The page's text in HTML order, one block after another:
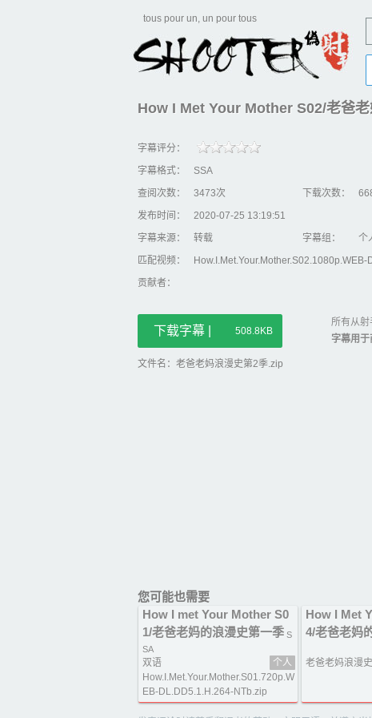
tous pour un, un pour tous
How I Met Your Mother S02/老爸
字幕评分：
字幕格式：
SSA
查阅次数：
3473次 下载次数：
发布时间：
2020-07-25 13:19:51
字幕来源：
转载 字幕组：
个
匹配视频：
贡献者：
下载字幕 | 508.8KB
所有从
字幕用
文件名：老爸老妈浪漫史第2季.zip
您可能也需要
How I met Your Mother S0
1/老爸老妈的浪漫史第一季 S
SA
双语
个人
How.I.Met.Your.Mother.S01.720p.W
EB-DL.DD5.1.H.264-NTb.zip
How I Met
4/老爸老妈
老爸老妈浪漫